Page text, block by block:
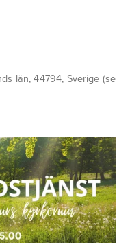
län, 44794 Sverige (se